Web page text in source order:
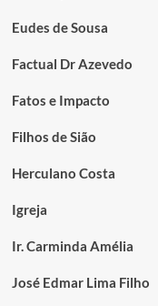
Eudes de Sousa
Factual Dr Azevedo
Fatos e Impacto
Filhos de Sião
Herculano Costa
Igreja
Ir. Carminda Amélia
José Edmar Lima Filho